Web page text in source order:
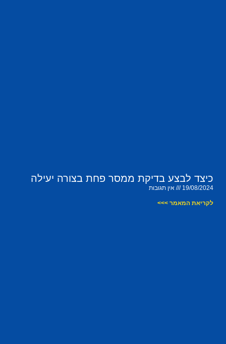
כיצד לבצע בדיקת ממסר פחת בצורה יעילה
19/08/2024 אין תגובות
לקריאת המאמר >>>